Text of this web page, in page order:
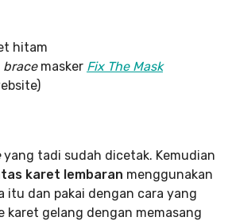
hitam
bracemasker Fix The Mask
yang tadi sudah dicetak. Kemudian
karet lembaran menggunakan
itu dan pakai dengan cara yang
karet gelang dengan memasang